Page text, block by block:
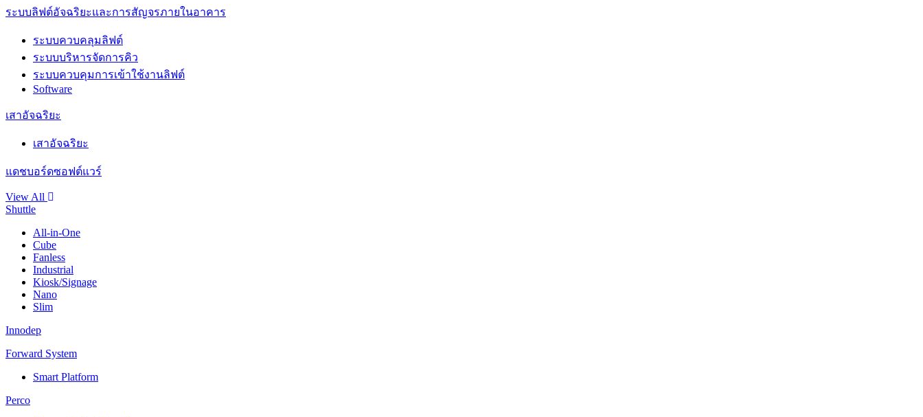
ระบบลิฟต์อัจฉริยะและการสัญจรภายในอาคาร
ระบบควบคลุมลิฟต์
ระบบบริหารจัดการคิว
ระบบควบคุมการเข้าใช้งานลิฟต์
Software
เสาอัจฉริยะ
เสาอัจฉริยะ
แดชบอร์ดซอฟต์แวร์
View All
Shuttle
All-in-One
Cube
Fanless
Industrial
Kiosk/Signage
Nano
Slim
Innodep
Forward System
Smart Platform
Perco